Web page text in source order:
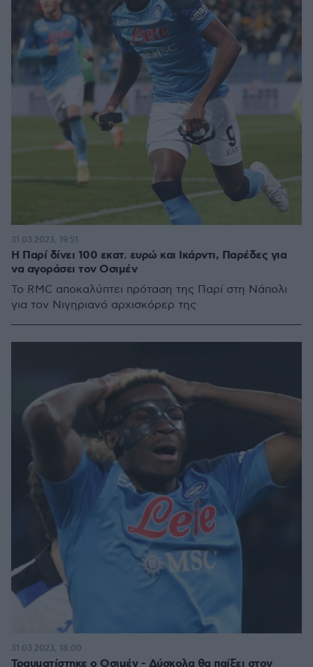
Η Παρί δίνει 100 εκατ. ευρώ και Ικάρντι, Παρέδες για
να αγοράσει τον Οσιμέν
To RMC αποκαλύπτει πρόταση της Παρί στη Νάπολι
για τον Νιγηριανό αρχισκόρερ της
31.03.2023, 19:51
Τραυματίστηκε ο Οσιμέν - Δύσκολα θα παίξει στον
31.03.2023, 18:00